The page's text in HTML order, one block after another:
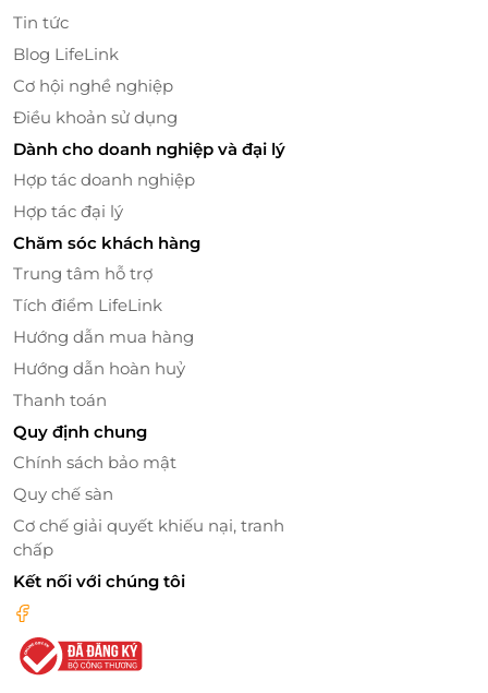
Giường đôi êm ái, phòng tắm hiện đại, minibar, tivi
màn hình lớn, điều hòa… tất cả tiện nghi đều sẵn
sàng để bạn có một kỳ nghỉ đúng nghĩa.
Thoải mái tận hưởng tiện ích cao cấp
Hồ bơi vô cực – Spa – Nhà hàng trên tầng cao
Hồ bơi ngoài trời nằm trên sân thượng là điểm nhấn
của khách sạn – nơi bạn có thể ngâm mình thư giãn
và chìm đắm trong khung cảnh biển cả mênh
mông. Đừng bỏ lỡ phút giây thư giãn tại khu Spa với
liệu trình chăm sóc chuyên sâu: từ massage đá
nóng, hương liệu cho đến xông hơi. Buổi sáng bắt
Tin tức
Blog LifeLink
Cơ hội nghề nghiệp
Điều khoản sử dụng
Dành cho doanh nghiệp và đại lý
Hợp tác doanh nghiệp
Hợp tác đại lý
Chăm sóc khách hàng
Trung tâm hỗ trợ
Tích điểm LifeLink
Hướng dẫn mua hàng
Hướng dẫn hoàn huỷ
Thanh toán
Quy định chung
Chính sách bảo mật
Quy chế sàn
Cơ chế giải quyết khiếu nại, tranh
chấp
Kết nối với chúng tôi